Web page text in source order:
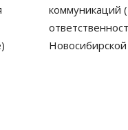
коммуникаций